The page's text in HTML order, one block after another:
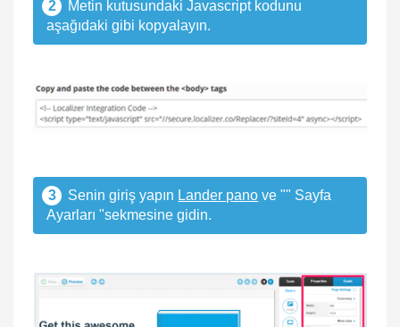
2
Metin kutusundaki Javascript kodunu
aşağıdaki gibi kopyalayın.
3 Senin giriş yapın Lander pano ve "" Sayfa
Ayarları "sekmesine gidin.